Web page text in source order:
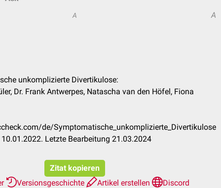
A A
unkomplizierte Divertikulose:
Dr. Frank Antwerpes, Natascha van den Höfel, Fiona
de/Symptomatische_unkomplizierte_Divertikulose
Letzte Bearbeitung 21.03.2024
Zitat kopieren
Versionsgeschichte Artikel erstellen Discord